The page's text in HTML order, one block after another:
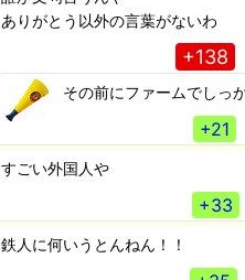
ありがとう以外の言葉がないわ
+138
その前にファームでしっ
+21
すごい外国人や
+33
鉄人に何いうとんねん！！